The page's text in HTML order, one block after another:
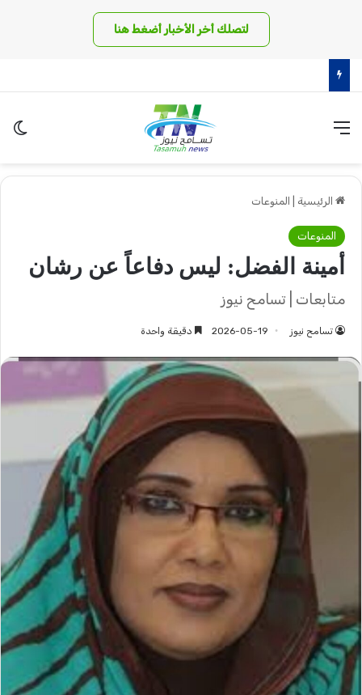
لتصلك أخر الأخبار أضغط هنا
القائمة
الرئيسية المنوعات
المنوعات
أمينة الفضل: ليس دفاعاً عن رشان
متابعات | تسامح نيوز
تسامح نيوز 2026-05-19 دقيقة واحدة